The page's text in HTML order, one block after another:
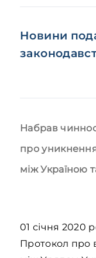
Новини
Набрав
про
між Україною
01 січня 2020
Протокол про